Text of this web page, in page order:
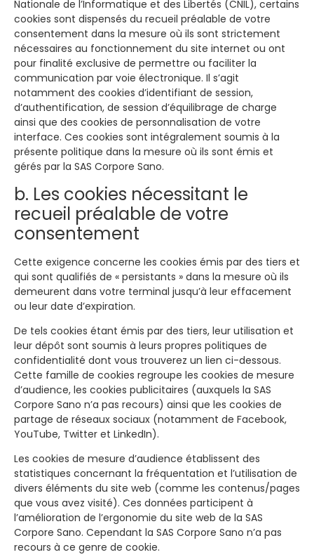
Nationale de l’Informatique et des Libertés (CNIL), certains
cookies sont dispensés du recueil préalable de votre
consentement dans la mesure où ils sont strictement
nécessaires au fonctionnement du site internet ou ont
pour finalité exclusive de permettre ou faciliter la
communication par voie électronique. Il s’agit
notamment des cookies d’identifiant de session,
d’authentification, de session d’équilibrage de charge
ainsi que des cookies de personnalisation de votre
interface. Ces cookies sont intégralement soumis à la
présente politique dans la mesure où ils sont émis et
gérés par la SAS Corpore Sano.
b. Les cookies nécessitant le
recueil préalable de votre
consentement
Cette exigence concerne les cookies émis par des tiers et
qui sont qualifiés de « persistants » dans la mesure où ils
demeurent dans votre terminal jusqu’à leur effacement
ou leur date d’expiration.
De tels cookies étant émis par des tiers, leur utilisation et
leur dépôt sont soumis à leurs propres politiques de
confidentialité dont vous trouverez un lien ci-dessous.
Cette famille de cookies regroupe les cookies de mesure
d’audience, les cookies publicitaires (auxquels la SAS
Corpore Sano n’a pas recours) ainsi que les cookies de
partage de réseaux sociaux (notamment de Facebook,
YouTube, Twitter et LinkedIn).
Les cookies de mesure d’audience établissent des
statistiques concernant la fréquentation et l’utilisation de
divers éléments du site web (comme les contenus/pages
que vous avez visité). Ces données participent à
l’amélioration de l’ergonomie du site web de la SAS
Corpore Sano. Cependant la SAS Corpore Sano n’a pas
recours à ce genre de cookie.